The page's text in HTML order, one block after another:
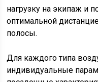
нагрузку на экипаж и
оптимальной
полосы.
Для каждого типа
индивидуальные